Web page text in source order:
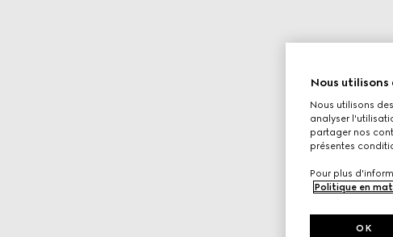
Nous utilisons
Nous utilisons
analyser
partager nos
présentes
Pour plus
Politique en
OK